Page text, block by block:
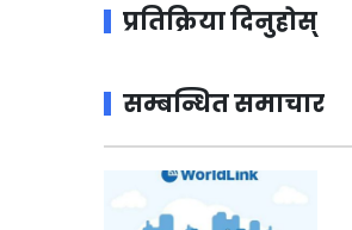
प्रतिक्रिया दिनुहोस्
सम्बन्धित समाचार